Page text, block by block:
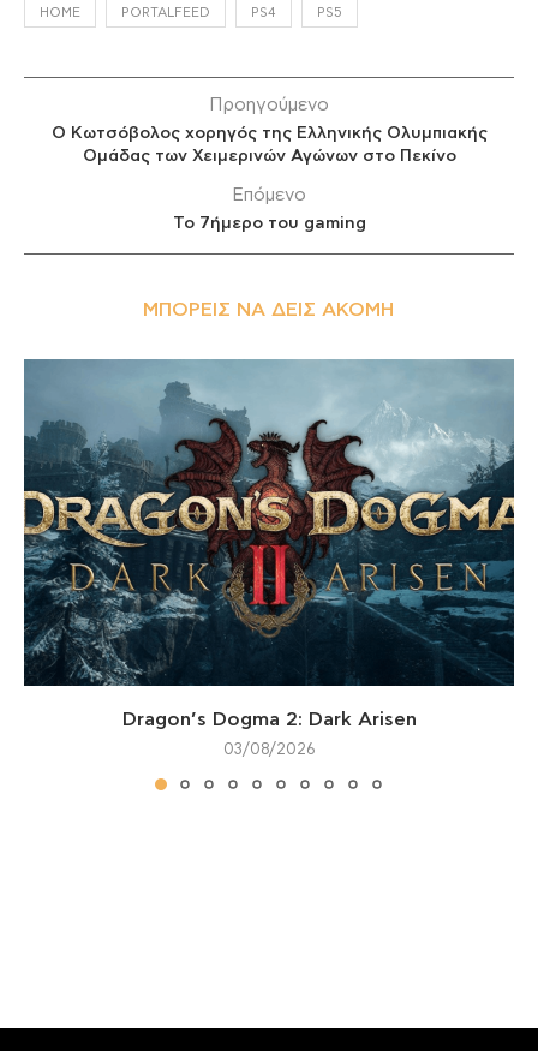
HOME PORTALFEED PS4 PS5
Προηγούμενο
Ο Κωτσόβολος χορηγός της Ελληνικής Ολυμπιακής
Ομάδας των Χειμερινών Αγώνων στο Πεκίνο
Επόμενο
Το 7ήμερο του gaming
ΜΠΟΡΕΊΣ ΝΑ ΔΕΙΣ ΑΚΌΜΗ
Dragon’s Dogma 2: Dark Arisen
03/08/2026